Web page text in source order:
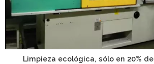
Limpieza ecológica, sólo en 20%